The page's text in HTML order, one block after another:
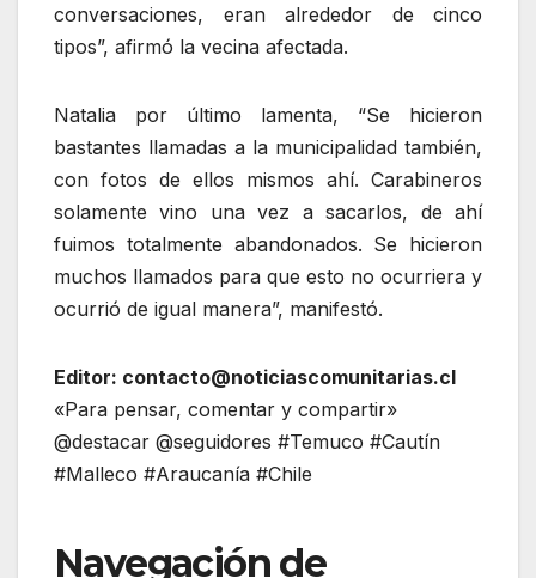
conversaciones, eran alrededor de cinco
tipos”, afirmó la vecina afectada.
Natalia por último lamenta, “Se hicieron
bastantes llamadas a la municipalidad también,
con fotos de ellos mismos ahí. Carabineros
solamente vino una vez a sacarlos, de ahí
fuimos totalmente abandonados. Se hicieron
muchos llamados para que esto no ocurriera y
ocurrió de igual manera”, manifestó.
Editor: contacto@noticiascomunitarias.cl
«Para pensar, comentar y compartir»
@destacar @seguidores #Temuco #Cautín
#Malleco #Araucanía #Chile
Navegación de